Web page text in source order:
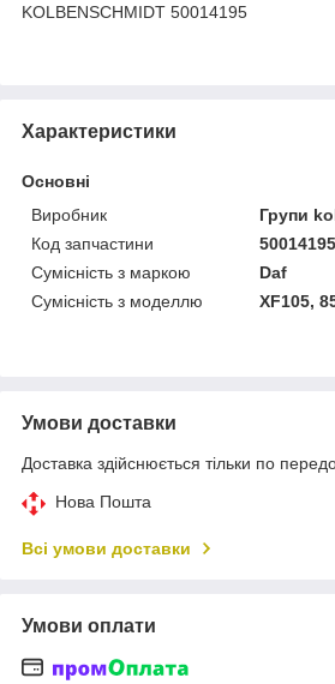
KOLBENSCHMIDT 50014195
Характеристики
Основні
Виробник
Групи
Код запчастини
50014195
Сумісність з маркою
Daf
Сумісність з моделлю
XF105,
Умови доставки
Доставка здійснюється тільки по
Нова Пошта
Всі умови доставки
Умови оплати